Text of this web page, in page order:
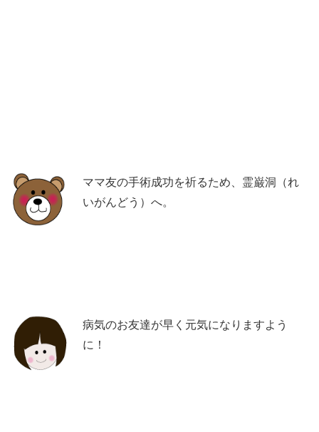
ママ友の手術成功を祈るため、霊巌洞（れ
いがんどう）へ。
病気のお友達が早く元気になりますよう
に！